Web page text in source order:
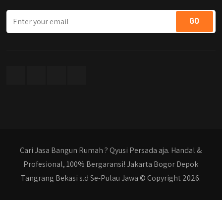
Cari Jasa Bangun Rumah ? Qyusi Persada aja. Handal &
Profesional, 100% Bergaransi! Jakarta Bogor Depok
Tangrang Bekasi s.d Se-Pulau Jawa © Copyright 2026.